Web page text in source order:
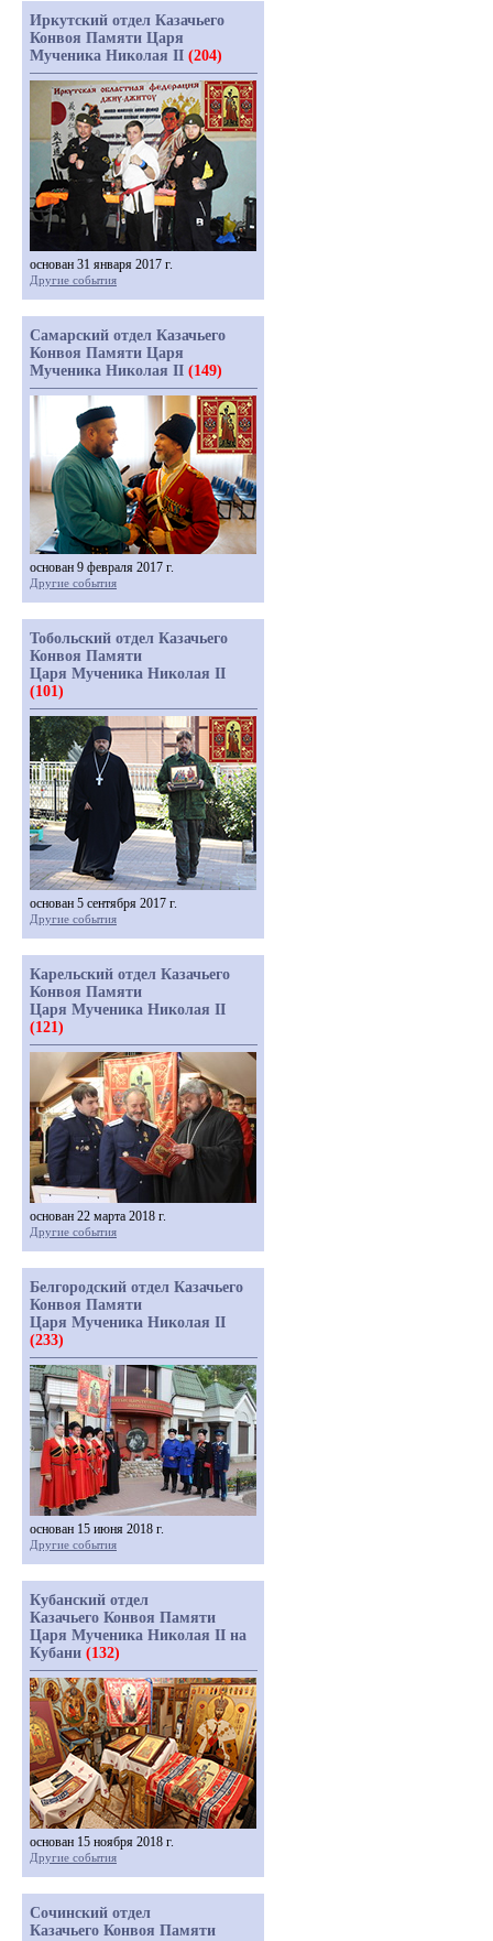
Иркутский отдел Казачьего
Конвоя Памяти Царя
Мученика Николая II (204)
основан 31 января 2017 г.
Другие события
Самарский отдел Казачьего
Конвоя Памяти Царя
Мученика Николая II (149)
основан 9 февраля 2017 г.
Другие события
Тобольский отдел Казачьего
Конвоя Памяти
Царя Мученика Николая II
(101)
основан 5 сентября 2017 г.
Другие события
Карельский отдел Казачьего
Конвоя Памяти
Царя Мученика Николая II
(121)
основан 22 марта 2018 г.
Другие события
Белгородский отдел Казачьего
Конвоя Памяти
Царя Мученика Николая II
(233)
основан 15 июня 2018 г.
Другие события
Кубанский отдел
Казачьего Конвоя Памяти
Царя Мученика Николая II на
Кубани (132)
основан 15 ноября 2018 г.
Другие события
Сочинский отдел
Казачьего Конвоя Памяти